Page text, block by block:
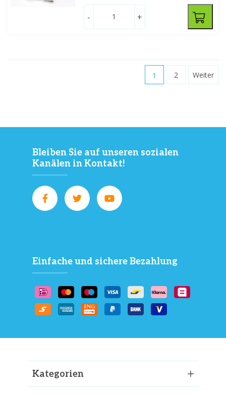
- +
1 2 Weiter
Bleiben Sie auf unseren sozialen
Kanälen in Kontakt!
Einfache und sichere Bezahlung
Kategorien